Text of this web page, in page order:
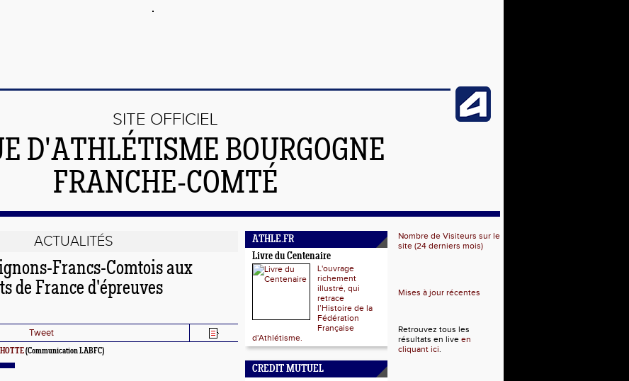
SITE OFFICIEL
D'ATHLÉTISME BOURGOGNE
FRANCHE-COMTÉ
ACTUALITÉS
Francs-Comtois aux
de France d'épreuves
Tweet
(Communication LABFC)
ATHLE.FR
Livre du Centenaire
L'ouvrage
richement
illustré, qui
retrace
l’Histoire de la
Fédération
Française
d'Athlétisme.
CREDIT MUTUEL
Nombre de Visiteurs sur le
site (24 derniers mois)
Mises à jour récentes
Retrouvez tous les
résultats en live en
cliquant ici.